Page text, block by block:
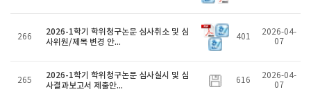
266
2026-1학기 학위청구논문 심사취소 및 심
사위원/제목 변경 안...
401
2026-04-
07
265
2026-1학기 학위청구논문 심사실시 및 심
사결과보고서 제출안...
616
2026-04-
07